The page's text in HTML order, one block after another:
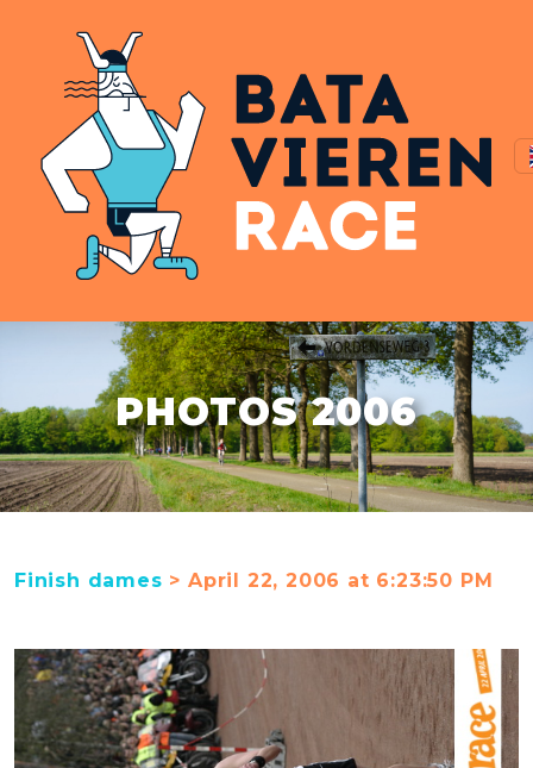
PHOTOS 2006
Finish dames > April 22, 2006 at 6:23:50 PM